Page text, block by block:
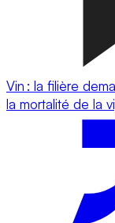
Vin : la filière
la mortalité de la